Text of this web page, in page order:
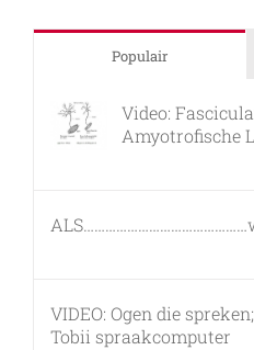
Populair
Video:
Amyotrofische
VIDEO: Ogen die
Tobii spraakcomputer